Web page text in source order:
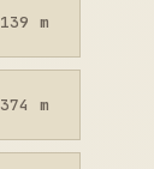
139 m
374 m